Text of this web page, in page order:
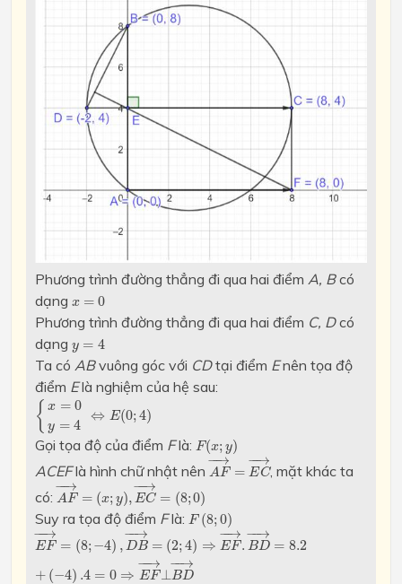
Phương trình đường thẳng đi qua hai điểm A, Bcó
dạng x = 0
x
Phương trình đường thẳng đi qua hai điểm C, Dcó
dạng y = 4
y
Ta có ABvuông góc với CDtại điểm Enên tọa độ
điểm Elà nghiệm của hệ sau:
{ x = 0
y = 4
⇔ E(0;4)
{x = ⇔E 0
Gọi tọa độ của điểm Flà: F(x; y)
F(x;y)
ACEFlà hình chữ nhật nên
−
−→
AF =
−
−→
EC
AF→ =EC
, mặt khác ta
có:
−
−→
AF = (x; y),
−
−→
EC = (8;0)
AF→ EC→ =
Suy ra tọa độ điểm Flà: F (8;0)
F(8;0)
−
−→
EF = (8; −4) ,
−
−→
DB = (2; 4) ⇒
−
−→
EF.
−
−→
BD = 8.2
+ (−4) .4 = 0 ⇒
−
−→
EF⊥
−
−→
BD
EF→ 8; ,DB→ E F→.B D→